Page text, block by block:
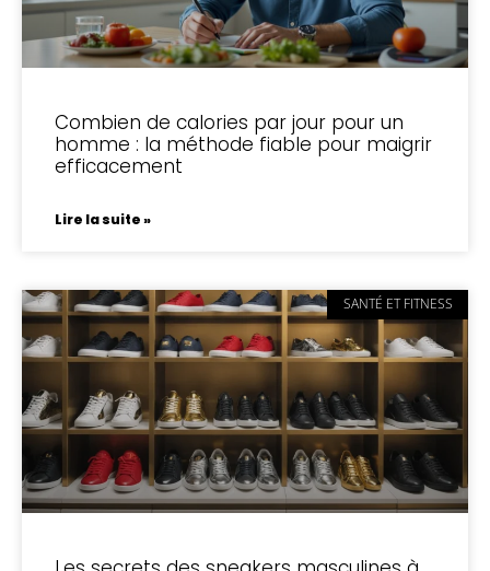
Combien de calories par jour pour un
homme : la méthode fiable pour maigrir
efficacement
Lire la suite »
SANTÉ ET FITNESS